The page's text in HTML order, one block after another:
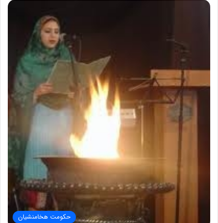
حکومت هخامنشیان